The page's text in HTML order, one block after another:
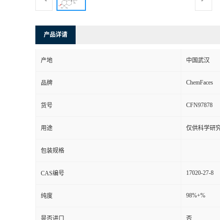
产品详请
产地 中国武汉
品牌 ChemFaces
货号 CFN97878
用途 仅供科学研
包装规格
CAS编号 17020-27-8
纯度 98%+%
是否进口 否